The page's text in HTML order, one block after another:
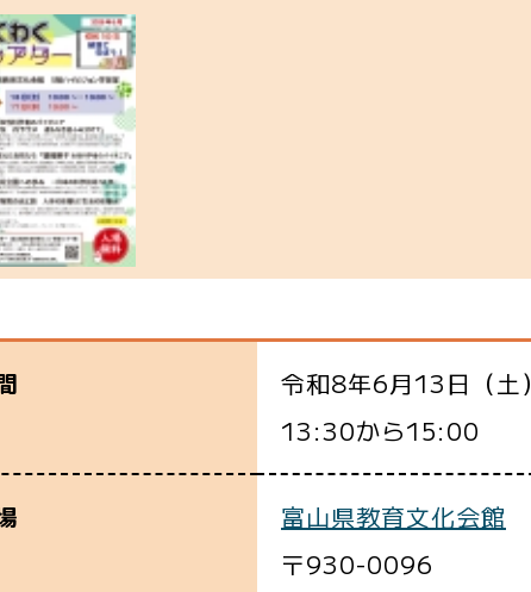
令和8年6月13日（土）
13:30から15:00
富山県教育文化会館
〒930-0096